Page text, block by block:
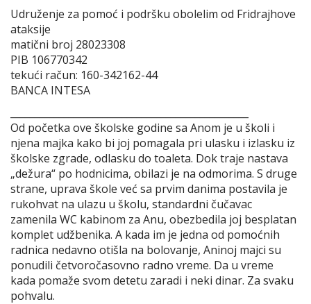
Udruženje za pomoć i podršku obolelim od Fridrajhove
ataksije
matični broj 28023308
PIB 106770342
tekući račun: 160-342162-44
BANCA INTESA
Od početka ove školske godine sa Anom je u školi i
njena majka kako bi joj pomagala pri ulasku i izlasku iz
školske zgrade, odlasku do toaleta. Dok traje nastava
„dežura“ po hodnicima, obilazi je na odmorima. S druge
strane, uprava škole već sa prvim danima postavila je
rukohvat na ulazu u školu, standardni čučavac
zamenila WC kabinom za Anu, obezbedila joj besplatan
komplet udžbenika. A kada im je jedna od pomoćnih
radnica nedavno otišla na bolovanje, Aninoj majci su
ponudili četvoročasovno radno vreme. Da u vreme
kada pomaže svom detetu zaradi i neki dinar. Za svaku
pohvalu.